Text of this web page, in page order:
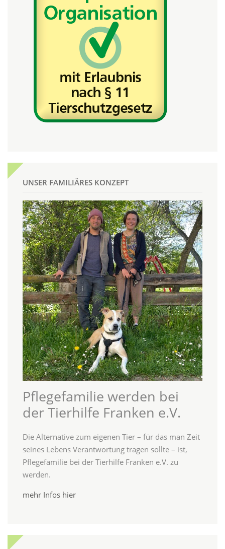
UNSER FAMILIÄRES KONZEPT
Pflegefamilie werden bei
der Tierhilfe Franken e.V.
Die Alternative zum eigenen Tier – für das man Zeit
seines Lebens Verantwortung tragen sollte – ist,
Pflegefamilie bei der Tierhilfe Franken e.V. zu
werden.
mehr Infos hier